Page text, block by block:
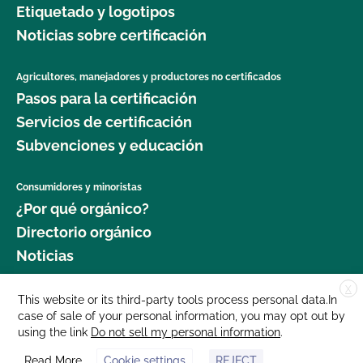
jardinería orgánica?
seguridad alimentaria como agricultor orgánico?
¿Dónde puedo obtener más información sobre la
gestión del ganado orgánico?
¿Dónde puedo encontrar semillas y plantas
orgánicas?
¿Qué cultivos requieren un intervalo de 120 días
antes de la cosecha cuando se aplica estiércol?
¿Qué norma GLOBALG.A.P. es mejor para mi
empresa?
Etiquetado y logotipos
Noticias sobre certificación
Agricultores, manejadores y productores no certificados
Pasos para la certificación
Servicios de certificación
Subvenciones y educación
Consumidores y minoristas
¿Por qué orgánico?
Directorio orgánico
Noticias
Donar
Carreras profesionales
Sala de prensa
X
This website or its third-party tools process personal data.In
case of sale of your personal information, you may opt out by
using the link Do not sell my personal information.